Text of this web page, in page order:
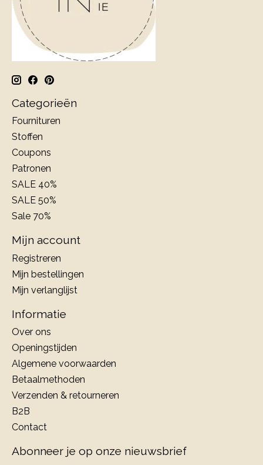
Categorieën
Fournituren
Stoffen
Coupons
Patronen
SALE 40%
SALE 50%
Sale 70%
Mijn account
Registreren
Mijn bestellingen
Mijn verlanglijst
Informatie
Over ons
Openingstijden
Algemene voorwaarden
Betaalmethoden
Verzenden & retourneren
B2B
Contact
Abonneer je op onze nieuwsbrief